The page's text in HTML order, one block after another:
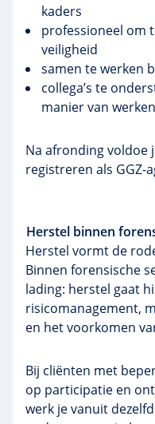
kaders
professioneel om
veiligheid
samen te werken
collega’s te
manier van werken
Na afronding voldoe
registreren als GGZ-
Herstel binnen
Herstel vormt de
Binnen forensische
lading: herstel gaat
risicomanagement,
en het voorkomen
Bij cliënten met
op participatie en
werk je vanuit